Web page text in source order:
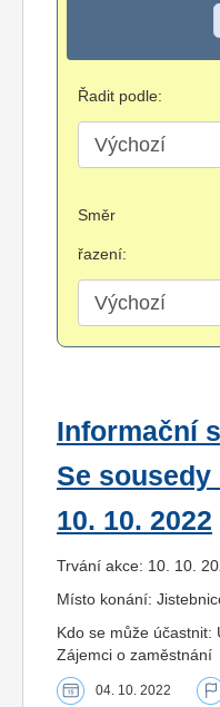
Řadit podle:
Směr
řazení:
Informační
Se sousedy
10. 10. 2022
Trvání akce: 10. 10.
Místo konání:
Kdo se může účastnit:
Zájemci o zaměstnání
04. 10. 2022